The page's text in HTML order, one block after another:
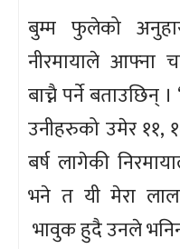
बुम्म फुलेको
नीरमायाले आफ्ना
बाच्नै पर्ने बताउछिन्
उनीहरुको उमेर ११,
बर्ष लागेकी
भने त यी मेरा
भावुक हुदै उनले